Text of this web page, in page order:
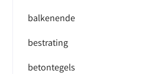
balkenende
bestrating
betontegels